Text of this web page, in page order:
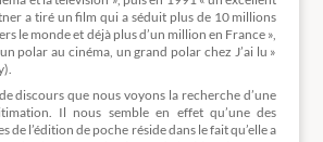
a tiré un film qui a séduit plus de 10 millions
le monde et déjà plus d’un million en France »,
polar au cinéma, un grand polar chez J’ai lu »
discours que nous voyons la recherche d’une
Il nous semble en effet qu’une des
de l’édition de poche réside dans le fait qu’elle a